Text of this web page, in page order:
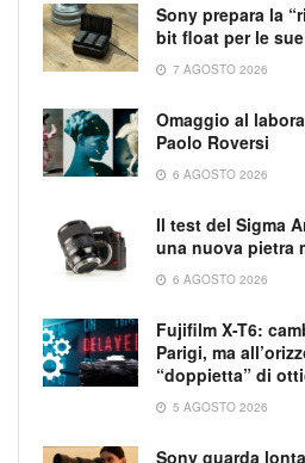
Sony prepara la
bit float per le
7 AGOSTO 2026
Omaggio al
Paolo Roversi
6 AGOSTO 2026
Il test del Sigma
una nuova pietra
6 AGOSTO 2026
Fujifilm X-T6:
Parigi, ma
“doppietta” di
5 AGOSTO 2026
Sony guarda